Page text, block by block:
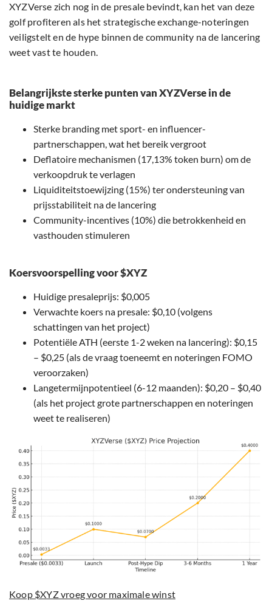
XYZVerse zich nog in de presale bevindt, kan het van deze
golf profiteren als het strategische exchange-noteringen
veiligstelt en de hype binnen de community na de lancering
weet vast te houden.
Belangrijkste sterke punten van XYZVerse in de
huidige markt
Sterke branding met sport- en influencer-
partnerschappen, wat het bereik vergroot
Deflatoire mechanismen (17,13% token burn) om de
verkoopdruk te verlagen
Liquiditeitstoewijzing (15%) ter ondersteuning van
prijsstabiliteit na de lancering
Community-incentives (10%) die betrokkenheid en
vasthouden stimuleren
Koersvoorspelling voor $XYZ
Huidige presaleprijs: $0,005
Verwachte koers na presale: $0,10 (volgens
schattingen van het project)
Potentiële ATH (eerste 1-2 weken na lancering): $0,15
– $0,25 (als de vraag toeneemt en noteringen FOMO
veroorzaken)
Langetermijnpotentieel (6-12 maanden): $0,20 – $0,40
(als het project grote partnerschappen en noteringen
weet te realiseren)
Koop $XYZ vroeg voor maximale winst